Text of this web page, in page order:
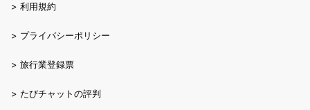
> 利用規約
> プライバシーポリシー
> 旅行業登録票
> たびチャットの評判